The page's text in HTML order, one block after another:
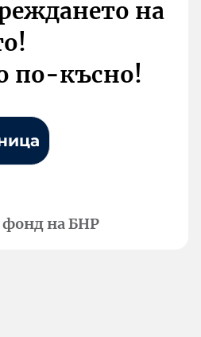
на
по-късно!
на БНР